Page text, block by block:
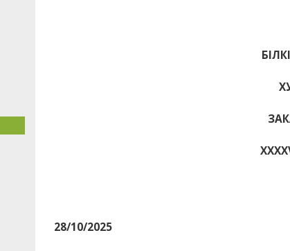
28/10/2025